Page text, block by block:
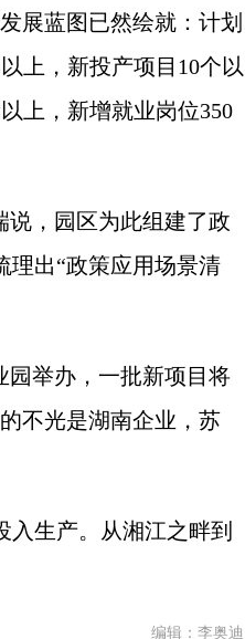
展蓝图已然绘就：计划
上，新投产项目10个以
上，新增就业岗位350
，园区为此组建了政
理出“政策应用场景清
举办，一批新项目将
不光是湖南企业，苏
生产。从湘江之畔到
编辑：李奥迪